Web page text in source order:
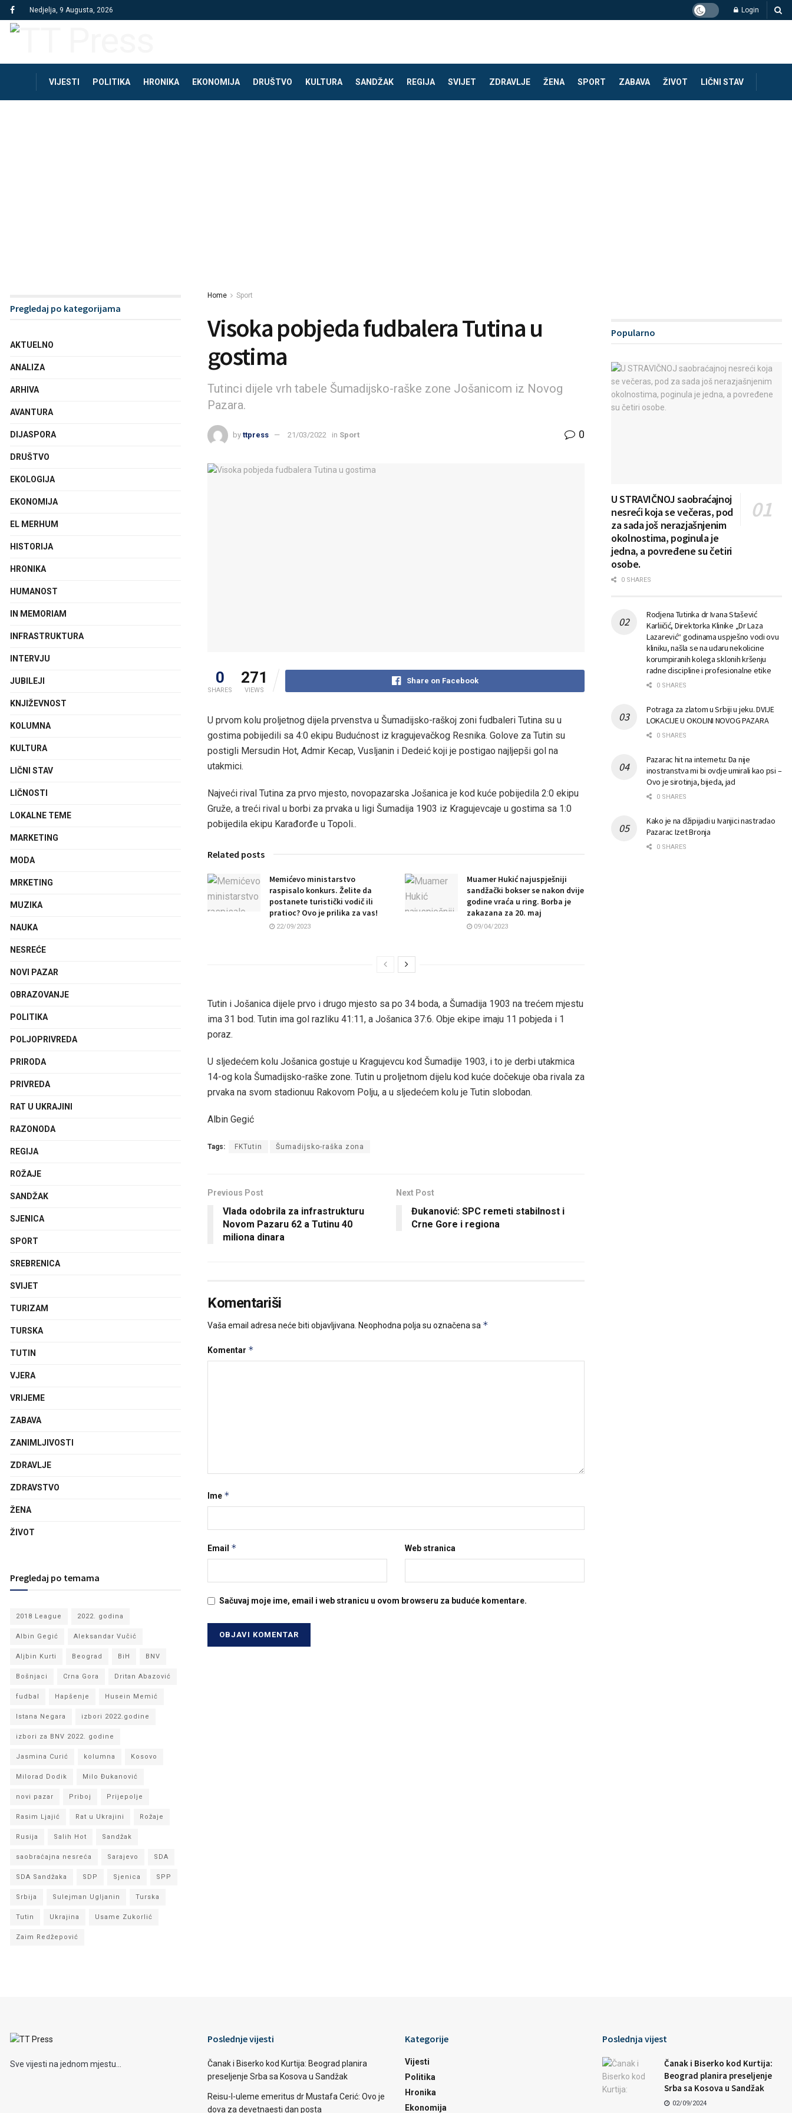
Nedjelja, 9 Augusta, 2026 Login
VIJESTI POLITIKA HRONIKA EKONOMIJA DRUŠTVO KULTURA SANDŽAK REGIJA SVIJET ZDRAVLJE ŽENA SPORT ZABAVA ŽIVOT LIČNI STAV
Home Sport
Visoka pobjeda fudbalera Tutina u
gostima
Tutinci dijele vrh tabele Šumadijsko-raške zone Jošanicom iz Novog
Pazara.
by ttpress 21/03/2022 in Sport 0
0
SHARES
271
VIEWS
Share on Facebook
U prvom kolu proljetnog dijela prvenstva u Šumadijsko-raškoj zoni fudbaleri Tutina su u
gostima pobijedili sa 4:0 ekipu Budućnost iz kragujevačkog Resnika. Golove za Tutin su
postigli Mersudin Hot, Admir Kecap, Vusljanin i Dedeić koji je postigao najljepši gol na
utakmici.
Najveći rival Tutina za prvo mjesto, novopazarska Jošanica je kod kuće pobijedila 2:0 ekipu
Gruže, a treći rival u borbi za prvaka u ligi Šumadija 1903 iz Kragujevcaje u gostima sa 1:0
pobijedila ekipu Karađorđe u Topoli..
Related posts
Memićevo ministarstvo
raspisalo konkurs. Želite da
postanete turistički vodič ili
pratioc? Ovo je prilika za vas!
22/09/2023
Muamer Hukić najuspješniji
sandžački bokser se nakon dvije
godine vraća u ring. Borba je
zakazana za 20. maj
09/04/2023
Tutin i Jošanica dijele prvo i drugo mjesto sa po 34 boda, a Šumadija 1903 na trećem mjestu
ima 31 bod. Tutin ima gol razliku 41:11, a Jošanica 37:6. Obje ekipe imaju 11 pobjeda i 1
poraz.
U sljedećem kolu Jošanica gostuje u Kragujevcu kod Šumadije 1903, i to je derbi utakmica
14-og kola Šumadijsko-raške zone. Tutin u proljetnom dijelu kod kuće dočekuje oba rivala za
prvaka na svom stadionuu Rakovom Polju, a u sljedećem kolu je Tutin slobodan.
Albin Gegić
Tags: FKTutin Šumadijsko-raška zona
Previous Post
Vlada odobrila za infrastrukturu
Novom Pazaru 62 a Tutinu 40
miliona dinara
Next Post
Đukanović: SPC remeti stabilnost i
Crne Gore i regiona
Komentariši
Vaša email adresa neće biti objavljivana. Neophodna polja su označena sa *
Komentar *
Ime *
Email * Web stranica
Sačuvaj moje ime, email i web stranicu u ovom browseru za buduće komentare.
Pregledaj po kategorijama
AKTUELNO
ANALIZA
ARHIVA
AVANTURA
DIJASPORA
DRUŠTVO
EKOLOGIJA
EKONOMIJA
EL MERHUM
HISTORIJA
HRONIKA
HUMANOST
IN MEMORIAM
INFRASTRUKTURA
INTERVJU
JUBILEJI
KNJIŽEVNOST
KOLUMNA
KULTURA
LIČNI STAV
LIČNOSTI
LOKALNE TEME
MARKETING
MODA
MRKETING
MUZIKA
NAUKA
NESREĆE
NOVI PAZAR
OBRAZOVANJE
POLITIKA
POLJOPRIVREDA
PRIRODA
PRIVREDA
RAT U UKRAJINI
RAZONODA
REGIJA
ROŽAJE
SANDŽAK
SJENICA
SPORT
SREBRENICA
SVIJET
TURIZAM
TURSKA
TUTIN
VJERA
VRIJEME
ZABAVA
ZANIMLJIVOSTI
ZDRAVLJE
ZDRAVSTVO
ŽENA
ŽIVOT
Pregledaj po temama
2018 League 2022. godina
Albin Gegić Aleksandar Vučić
Aljbin Kurti Beograd BiH BNV
Bošnjaci Crna Gora Dritan Abazović
fudbal Hapšenje Husein Memić
Istana Negara izbori 2022.godine
izbori za BNV 2022. godine
Jasmina Curić kolumna Kosovo
Milorad Dodik Milo Đukanović
novi pazar Priboj Prijepolje
Rasim Ljajić Rat u Ukrajini Rožaje
Rusija Salih Hot Sandžak
saobraćajna nesreća Sarajevo SDA
SDA Sandžaka SDP Sjenica SPP
Srbija Sulejman Ugljanin Turska
Tutin Ukrajina Usame Zukorlić
Zaim Redžepović
Popularno
U STRAVIČNOJ saobraćajnoj
nesreći koja se večeras, pod
za sada još nerazjašnjenim
okolnostima, poginula je
jedna, a povređene su četiri
osobe.
0 SHARES
Rodjena Tutinka dr Ivana Stašević
Karliičić, Direktorka Klinike „Dr Laza
Lazarević“ godinama uspješno vodi ovu
kliniku, našla se na udaru nekolicine
korumpiranih kolega sklonih kršenju
radne discipline i profesionalne etike
0 SHARES
Potraga za zlatom u Srbiji u jeku. DVIJE
LOKACIJE U OKOLINI NOVOG PAZARA
0 SHARES
Pazarac hit na internetu: Da nije
inostranstva mi bi ovdje umirali kao psi –
Ovo je sirotinja, bijeda, jad
0 SHARES
Kako je na džipijadi u Ivanjici nastradao
Pazarac Izet Bronja
0 SHARES
Sve vijesti na jednom mjestu...
Poslednje vijesti
Čanak i Biserko kod Kurtija: Beograd planira
preseljenje Srba sa Kosova u Sandžak
Reisu-l-uleme emeritus dr Mustafa Cerić: Ovo je
dova za devetnaesti dan posta
Kategorije
Vijesti
Politika
Hronika
Ekonomija
Poslednja vijest
Čanak i Biserko kod Kurtija:
Beograd planira preseljenje
Srba sa Kosova u Sandžak
02/09/2024